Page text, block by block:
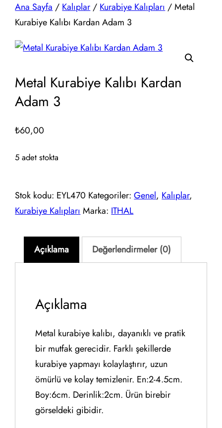
Ana Sayfa/Kalıplar/Kurabiye Kalıpları/ Metal
Kurabiye Kalıbı Kardan Adam 3
Metal Kurabiye Kalıbı Kardan
Adam 3
₺60,00
5 adet stokta
Stok kodu: EYL470 Kategoriler:Genel,Kalıplar,
Kurabiye KalıplarıMarka:ITHAL
Açıklama Değerlendirmeler (0)
Açıklama
Metal kurabiye kalıbı, dayanıklı ve pratik
bir mutfak gerecidir. Farklı şekillerde
kurabiye yapmayı kolaylaştırır, uzun
ömürlü ve kolay temizlenir. En:2-4.5cm.
Boy:6cm. Derinlik:2cm. Ürün birebir
görseldeki gibidir.